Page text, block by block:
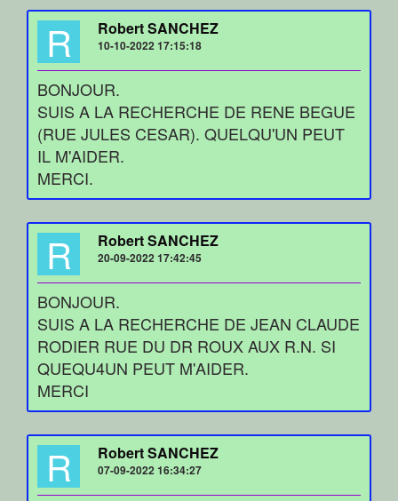
R Robert SANCHEZ
10-10-2022 17:15:18
BONJOUR.
SUIS A LA RECHERCHE DE RENE BEGUE
(RUE JULES CESAR). QUELQU'UN PEUT
IL M'AIDER.
MERCI.
R Robert SANCHEZ
20-09-2022 17:42:45
BONJOUR.
SUIS A LA RECHERCHE DE JEAN CLAUDE
RODIER RUE DU DR ROUX AUX R.N. SI
QUEQU4UN PEUT M'AIDER.
MERCI
R Robert SANCHEZ
07-09-2022 16:34:27